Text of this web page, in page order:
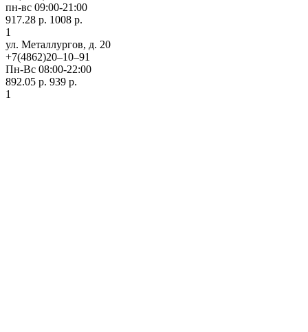
пн-вс 09:00-21:00
917.28 р. 1008 р.
1
ул. ​Металлургов, д. 20
+7(4862)20‒10‒91
Пн-Вс 08:00-22:00
892.05 р. 939 р.
1